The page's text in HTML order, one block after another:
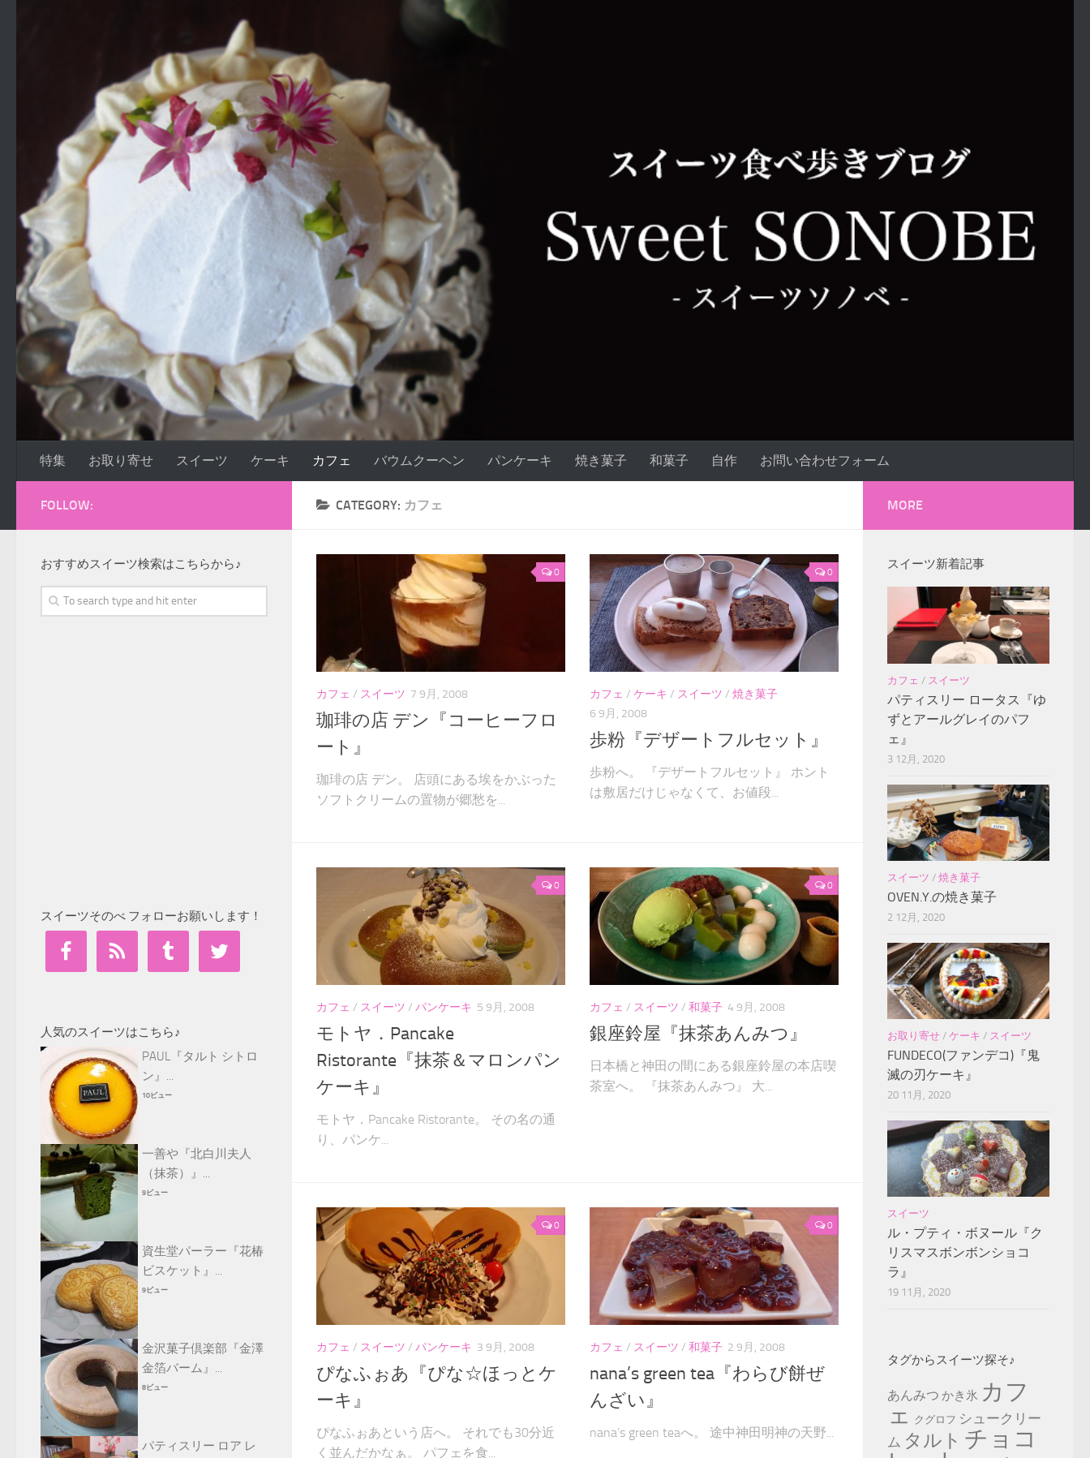
特集 お取り寄せ スイーツ ケーキ カフェ バウムクーヘン パンケーキ 焼き菓子 和菓子 自作 お問い合わせフォーム
CATEGORY: カフェ
0
カフェ / スイーツ 7 9月, 2008
珈琲の店 デン『コーヒーフロ
ート』
珈琲の店 デン。 店頭にある埃をかぶった
ソフトクリームの置物が郷愁を...
0
カフェ / ケーキ / スイーツ / 焼き菓子
6 9月, 2008
歩粉『デザートフルセット』
歩粉へ。 『デザートフルセット』 ホント
は敷居だけじゃなくて、お値段...
0
カフェ / スイーツ / パンケーキ 5 9月, 2008
モトヤ．Pancake
Ristorante『抹茶＆マロンパン
ケーキ』
モトヤ．Pancake Ristorante。 その名の通
り、パンケ...
0
カフェ / スイーツ / 和菓子 4 9月, 2008
銀座鈴屋『抹茶あんみつ』
日本橋と神田の間にある銀座鈴屋の本店喫
茶室へ。 『抹茶あんみつ』 大...
0
カフェ / スイーツ / パンケーキ 3 9月, 2008
ぴなふぉあ『ぴな☆ほっとケ
ーキ』
ぴなふぉあという店へ。 それでも30分近
く並んだかなぁ。 パフェを食...
0
カフェ / スイーツ / 和菓子 2 9月, 2008
nana’s green tea『わらび餅ぜ
んざい』
nana’s green teaへ。 途中神田明神の天野...
FOLLOW:
おすすめスイーツ検索はこちらから♪
スイーツそのべ フォローお願いします！
人気のスイーツはこちら♪
PAUL『タルト シトロ
ン』...
10ビュー
一善や『北白川夫人
（抹茶）』...
9ビュー
資生堂パーラー『花椿
ビスケット』...
9ビュー
金沢菓子倶楽部『金澤
金箔バーム』...
8ビュー
パティスリー ロア レ
MORE
スイーツ新着記事
カフェ / スイーツ
パティスリー ロータス『ゆ
ずとアールグレイのパフ
ェ』
3 12月, 2020
スイーツ / 焼き菓子
OVEN.Y.の焼き菓子
2 12月, 2020
お取り寄せ / ケーキ / スイーツ
FUNDECO(ファンデコ)『鬼
滅の刃ケーキ』
20 11月, 2020
スイーツ
ル・プティ・ボヌール『ク
リスマスボンボンショコ
ラ』
19 11月, 2020
タグからスイーツ探そ♪
あんみつ かき氷 カフ
ェ クグロフ シュークリー
ム タルト チョコ